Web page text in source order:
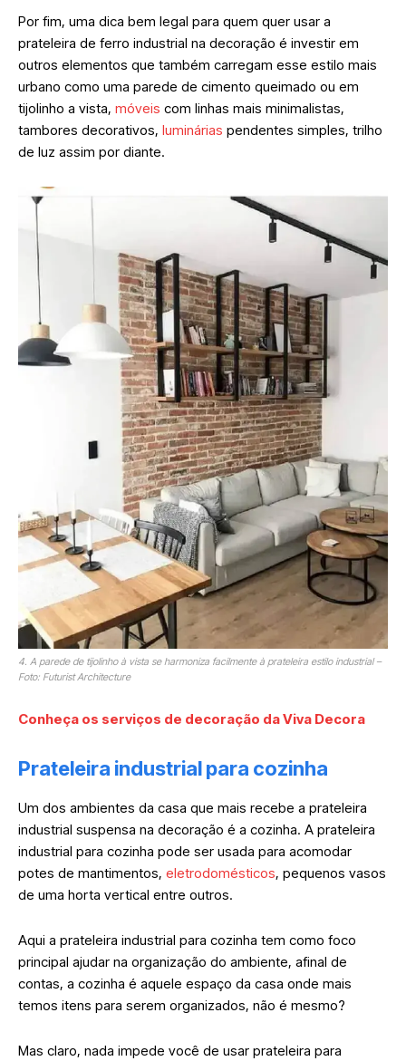
Por fim, uma dica bem legal para quem quer usar a
prateleira de ferro industrial na decoração é investir em
outros elementos que também carregam esse estilo mais
urbano como uma parede de cimento queimado ou em
tijolinho a vista, móveis com linhas mais minimalistas,
tambores decorativos, luminárias pendentes simples, trilho
de luz assim por diante.
4. A parede de tijolinho à vista se harmoniza facilmente à prateleira estilo industrial –
Foto: Futurist Architecture
Conheça os serviços de decoração da Viva Decora
Prateleira industrial para cozinha
Um dos ambientes da casa que mais recebe a prateleira
industrial suspensa na decoração é a cozinha. A prateleira
industrial para cozinha pode ser usada para acomodar
potes de mantimentos, eletrodomésticos, pequenos vasos
de uma horta vertical entre outros.
Aqui a prateleira industrial para cozinha tem como foco
principal ajudar na organização do ambiente, afinal de
contas, a cozinha é aquele espaço da casa onde mais
temos itens para serem organizados, não é mesmo?
Mas claro, nada impede você de usar prateleira para